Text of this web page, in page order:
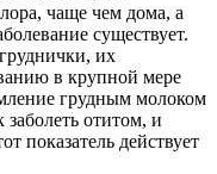
чаще чем дома, а
существует.
их
в крупной мере
грудным молоком
отитом, и
показатель действует